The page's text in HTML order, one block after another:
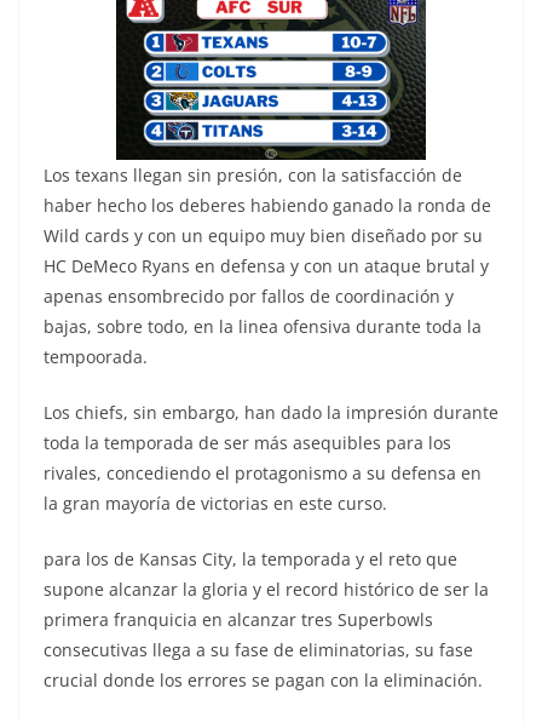
Los texans llegan sin presión, con la satisfacción de
haber hecho los deberes habiendo ganado la ronda de
Wild cards y con un equipo muy bien diseñado por su
HC DeMeco Ryans en defensa y con un ataque brutal y
apenas ensombrecido por fallos de coordinación y
bajas, sobre todo, en la linea ofensiva durante toda la
tempoorada.
Los chiefs, sin embargo, han dado la impresión durante
toda la temporada de ser más asequibles para los
rivales, concediendo el protagonismo a su defensa en
la gran mayoría de victorias en este curso.
para los de Kansas City, la temporada y el reto que
supone alcanzar la gloria y el record histórico de ser la
primera franquicia en alcanzar tres Superbowls
consecutivas llega a su fase de eliminatorias, su fase
crucial donde los errores se pagan con la eliminación.